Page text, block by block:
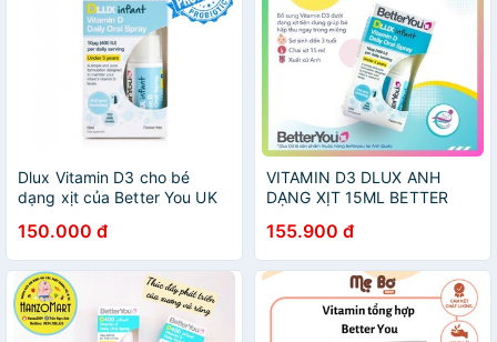
Dlux Vitamin D3 cho bé
dạng xịt của Better You UK
150.000 đ
VITAMIN D3 DLUX ANH
DẠNG XỊT 15ML BETTER
155.900 đ